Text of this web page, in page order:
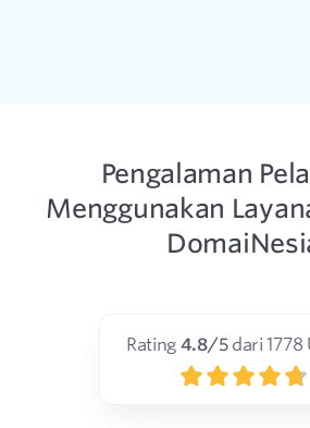
Pengalaman
Menggunakan
Rating 4.8/5dari1778